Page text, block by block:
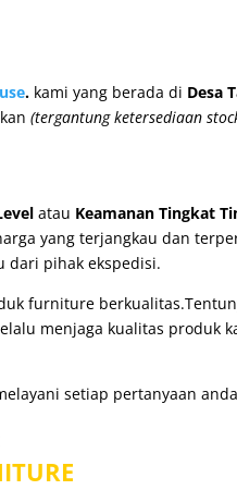
. kami yang berada di Desa
(tergantung ketersediaan
atau Keamanan Tingkat
yang terjangkau dan
dari pihak ekspedisi.
furniture
menjaga kualitas produk
setiap pertanyaan